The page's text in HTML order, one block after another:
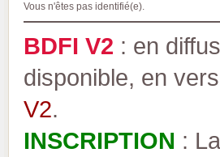
Vous n'êtes pas identifié(e).
BDFI V2 : en
disponible, en
V2.
INSCRIPTION :